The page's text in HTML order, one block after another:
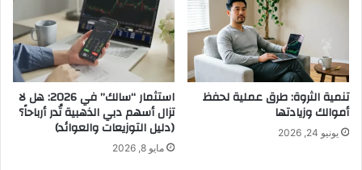
تنمية الثروة: طرق عملية لحفظ
أموالك وزيادتها
يونيو 24, 2026
استثمار “سالك” في 2026: هل لا
تزال أسهم دبي الذهبية تُدر أرباحاً؟
(دليل التوزيعات والعوائد)
مايو 8, 2026